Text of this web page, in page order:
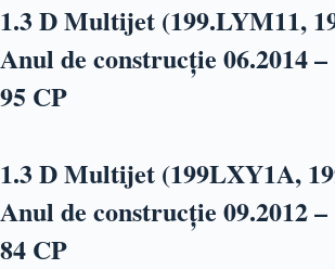
1.3 D Multijet (199.LYM11,
Anul de construcție 06.2014
95 CP
1.3 D Multijet (199LXY1A,
Anul de construcție 09.2012
84 CP